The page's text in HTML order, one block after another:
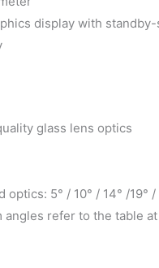
display with
glass lens optics
5° / 10° / 14° /19°
angles refer to the table